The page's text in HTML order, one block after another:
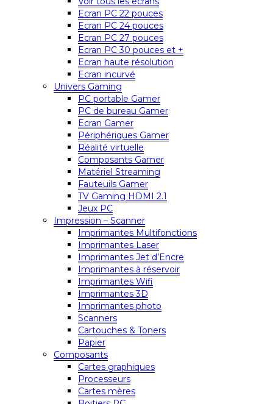
Ecran PC 22 pouces
Ecran PC 24 pouces
Ecran PC 27 pouces
Ecran PC 30 pouces et +
Ecran haute résolution
Ecran incurvé
Univers Gaming
PC portable Gamer
PC de bureau Gamer
Ecran Gamer
Périphériques Gamer
Réalité virtuelle
Composants Gamer
Matériel Streaming
Fauteuils Gamer
TV Gaming HDMI 2.1
Jeux PC
Impression – Scanner
Imprimantes Multifonctions
Imprimantes Laser
Imprimantes Jet d’Encre
Imprimantes à réservoir
Imprimantes Wifi
Imprimantes 3D
Imprimantes photo
Scanners
Cartouches & Toners
Papier
Composants
Cartes graphiques
Processeurs
Cartes mères